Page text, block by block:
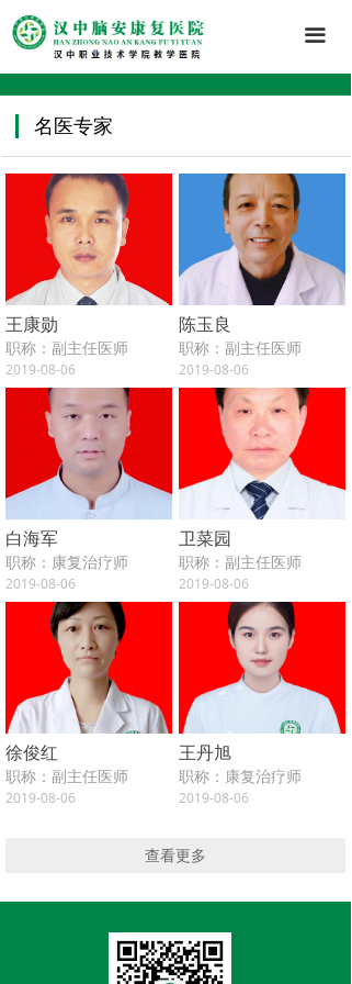
끀
王康勋
职称：副主任医师
擅长应用中医技术结合现代康复方案治疗小)儿脑瘫、智力低下、孤独症、脑积水、癫痫、脑外伤、脑炎后遗症等神经系统疾病。擅长运用中药治疗小)儿呼吸系统、消化系统等常见疾病。
2019-08-06
陈玉良
职称：副主任医师
擅长急慢性支气管炎、慢性胃炎、糖尿病、血管神经病变、颈椎病、腰椎间盘突出、脑梗塞后遗症、小儿咳喘等的治疗。
2019-08-06
白海军
职称：康复治疗师
2019-08-06
卫菜园
职称：副主任医师
2019-08-06
徐俊红
职称：副主任医师
2019-08-06
王丹旭
职称：康复治疗师
2019-08-06
查看更多
名医专家